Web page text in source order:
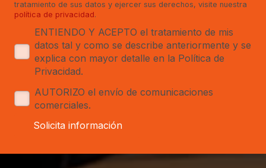
tratamiento de sus datos y ejercer sus derechos, visite nuestra
política de privacidad.
ENTIENDO Y ACEPTO el tratamiento de mis
datos tal y como se describe anteriormente y se
explica con mayor detalle en la Política de
Privacidad.
AUTORIZO el envío de comunicaciones
comerciales.